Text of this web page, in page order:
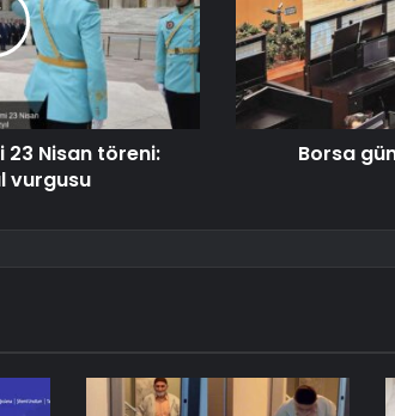
23 Nisan töreni:
vurgusu
Borsa